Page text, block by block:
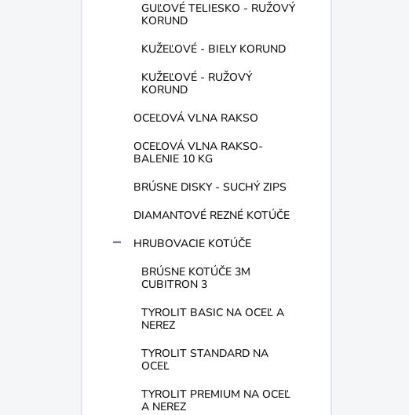
GUĽOVÉ TELIESKO - RUŽOVÝ
KORUND
KUŽEĽOVÉ - BIELY KORUND
KUŽEĽOVÉ - RUŽOVÝ
KORUND
OCEĽOVÁ VLNA RAKSO
OCEĽOVÁ VLNA RAKSO-
BALENIE 10 KG
BRÚSNE DISKY - SUCHÝ ZIPS
DIAMANTOVÉ REZNÉ KOTÚČE
HRUBOVACIE KOTÚČE
BRÚSNE KOTÚČE 3M
CUBITRON 3
TYROLIT BASIC NA OCEĽ A
NEREZ
TYROLIT STANDARD NA
OCEĽ
TYROLIT PREMIUM NA OCEĽ
A NEREZ